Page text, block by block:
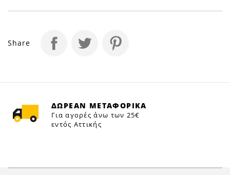
Share
ΔΩΡΕΑΝ ΜΕΤΑΦΟΡΙΚΑ
Για αγορές άνω των 25€
εντός Αττικής